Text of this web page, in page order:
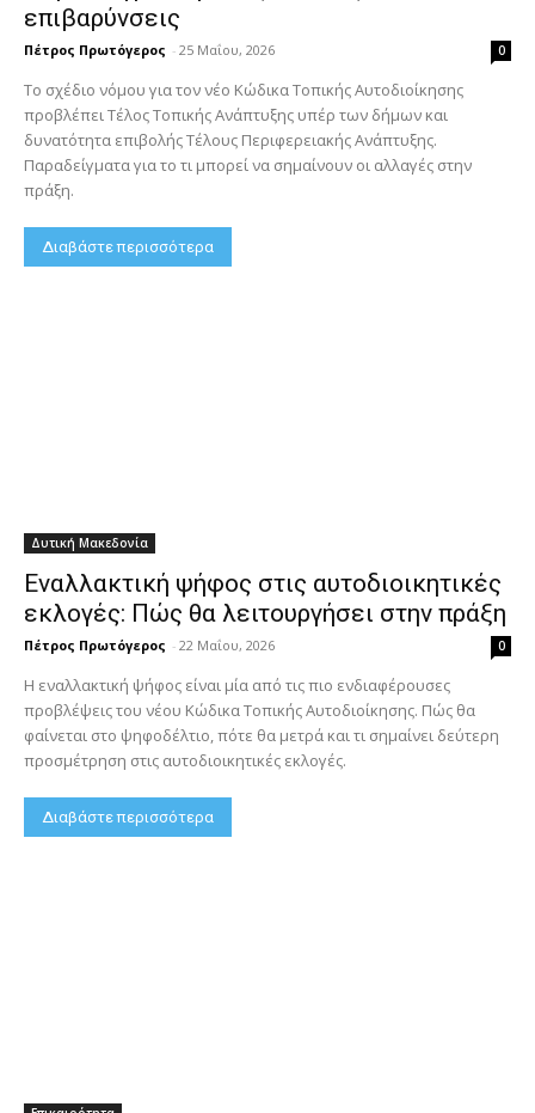
επιβαρύνσεις
Πέτρος Πρωτόγερος - 25 Μαΐου, 2026 0
Το σχέδιο νόμου για τον νέο Κώδικα Τοπικής Αυτοδιοίκησης
προβλέπει Τέλος Τοπικής Ανάπτυξης υπέρ των δήμων και
δυνατότητα επιβολής Τέλους Περιφερειακής Ανάπτυξης.
Παραδείγματα για το τι μπορεί να σημαίνουν οι αλλαγές στην
πράξη.
Διαβάστε περισσότερα
Δυτική Μακεδονία
Εναλλακτική ψήφος στις αυτοδιοικητικές
εκλογές: Πώς θα λειτουργήσει στην πράξη
Πέτρος Πρωτόγερος - 22 Μαΐου, 2026 0
Η εναλλακτική ψήφος είναι μία από τις πιο ενδιαφέρουσες
προβλέψεις του νέου Κώδικα Τοπικής Αυτοδιοίκησης. Πώς θα
φαίνεται στο ψηφοδέλτιο, πότε θα μετρά και τι σημαίνει δεύτερη
προσμέτρηση στις αυτοδιοικητικές εκλογές.
Διαβάστε περισσότερα